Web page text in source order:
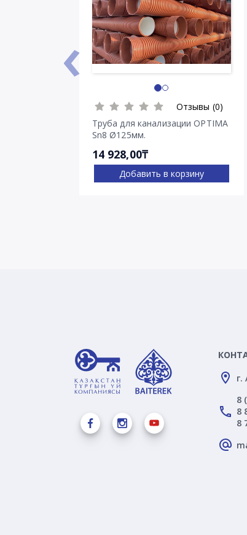
Отзывы (0)
Труба для канализации OPTIMA
Sn8 Ø125мм.
14 928,00₸
Добавить в корзину
‹
8
8
8